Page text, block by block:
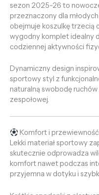
sezon 2025-26 to
przeznaczony dla
obejmuje koszulkę trzecią
wygodny komplet idealny
codziennej aktywności
Dynamiczny design
sportowy styl z
naturalną swobodę
zespołowej.
Komfort i przewiewność
Lekki materiał sportowy
skutecznie odprowadza
komfort nawet podczas
przyjemna w dotyku i